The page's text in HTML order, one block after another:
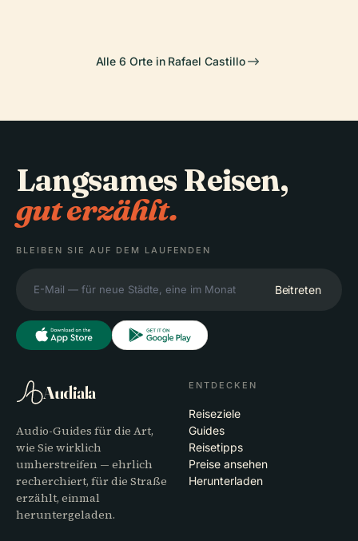
Alle 6 Orte in Rafael Castillo
Langsames Reisen,
gut erzählt.
BLEIBEN SIE AUF DEM LAUFENDEN
Beitreten
Audiala
Audio-Guides für die Art,
wie Sie wirklich
umherstreifen — ehrlich
recherchiert, für die Straße
erzählt, einmal
heruntergeladen.
ENTDECKEN
Reiseziele
Guides
Reisetipps
Preise ansehen
Herunterladen